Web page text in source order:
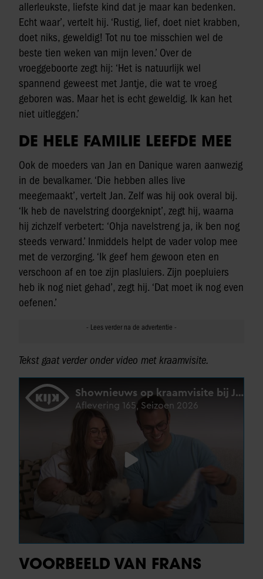
allerleukste, liefste kind dat je maar kan bedenken.
Echt waar’, vertelt hij. ‘Rustig, lief, doet niet krabben,
doet niks, geweldig! Tot nu toe misschien wel de
beste tien weken van mijn leven.’ Over de
vroeggeboorte zegt hij: ‘Het is natuurlijk wel
spannend geweest met Jantje, die wat te vroeg
geboren was. Maar het is echt geweldig. Ik kan het
niet uitleggen.’
DE HELE FAMILIE LEEFDE MEE
Ook de moeders van Jan en Danique waren aanwezig
in de bevalkamer. ‘Die hebben alles live
meegemaakt’, vertelt Jan. Zelf was hij ook overal bij.
‘Ik heb de navelstring doorgeknipt’, zegt hij, waarna
hij zichzelf verbetert: ‘Ohja navelstreng ja, ik ben nog
steeds verward.’ Inmiddels helpt de vader volop mee
met de verzorging. ‘Ik geef hem gewoon eten en
verschoon af en toe zijn plasluiers. Zijn poepluiers
heb ik nog niet gehad’, zegt hij. ‘Dat moet ik nog even
oefenen.’
Tekst gaat verder onder video met kraamvisite.
VOORBEELD VAN FRANS